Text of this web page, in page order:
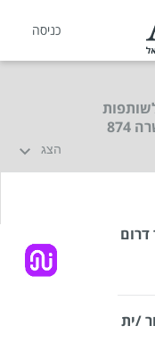
כניסה
הצג
דרום
/ית